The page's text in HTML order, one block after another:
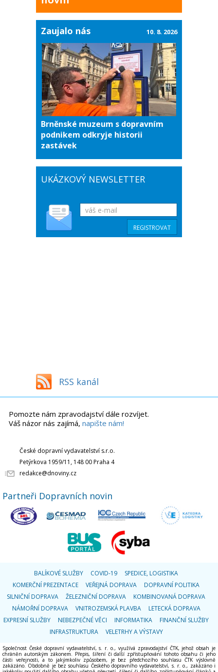
Zaujalo nás
Brněnské muzeum s dopravním
podnikem odkryje historii
zastávek
10. 8. 2026
UKÁZKOVÝ NEWSLETTER
RSS kanál
Pomozte nám zpravodajství dále rozvíjet.
Váš názor nás zajímá, napište nám!
České dopravní vydavatelství s.r.o.
Petýrkova 1959/11, 148 00 Praha 4
redakce@dnoviny.cz
Partneři Dopravních novin
BALÍKOVÉ SLUŽBY COVID-19
SPEDICE, LOGISTIKA
KOMERČNÍ PREZENTACE
VEŘEJNÁ DOPRAVA
DOPRAVNÍ POLITIKA
SILNIČNÍ DOPRAVA
ŽELEZNIČNÍ DOPRAVA
KOMBINOVANÁ DOPRAVA
NÁMOŘNÍ DOPRAVA
VNITROZEMSKÁ PLAVBA
LETECKÁ DOPRAVA
EXPRESNÍ SLUŽBY
NEBEZPEČNÉ VĚCI INFORMATIKA
FINANČNÍ SLUŽBY
INFRASTRUKTURA
VELETRHY A VÝSTAVY
Společnost České dopravní vydavatelství, s. r. o., využívá zpravodajství ČTK, jehož obsah je
chráněn autorským zákonem. Přepis, šíření či další zpřístupňování tohoto obsahu či jeho
části veřejnosti, a to jakýmkoliv způsobem, je bez předchozího souhlasu ČTK výslovně
zakázáno. Obdobně je bez souhlasu Českého dopravního vydavatelství, s. r. o., zakázáno i